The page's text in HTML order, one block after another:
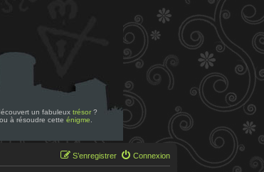
un fabuleux trésor ?
à résoudre cette énigme
Connexion
S’enregistrer